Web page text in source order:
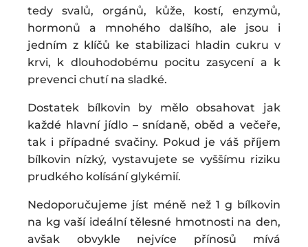
tedy svalů, orgánů, kůže, kostí, enzymů,
hormonů a mnohého dalšího, ale jsou i
jedním z klíčů ke stabilizaci hladin cukru v
krvi, k dlouhodobému pocitu zasycení a k
prevenci chutí na sladké.
Dostatek bílkovin by mělo obsahovat jak
každé hlavní jídlo – snídaně, oběd a večeře,
tak i případné svačiny. Pokud je váš příjem
bílkovin nízký, vystavujete se vyššímu riziku
prudkého kolísání glykémií.
Nedoporučujeme jíst méně než 1 g bílkovin
na kg vaší ideální tělesné hmotnosti na den,
avšak obvykle nejvíce přínosů mívá